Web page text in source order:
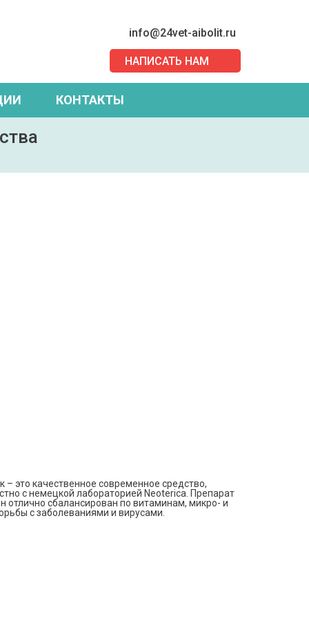
info@24vet-aibolit.ru
НАПИСАТЬ НАМ
КОНТАКТЫ
это качественное современное средство,
с немецкой лабораторией Neoterica. Препарат
отлично сбалансирован по витаминам, микро- и
с заболеваниями и вирусами.